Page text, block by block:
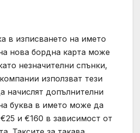
в изписването на името
нова бордна карта може
незначителни спънки,
използват тези
начислят допълнителни
буква в името може да
и €160 в зависимост от